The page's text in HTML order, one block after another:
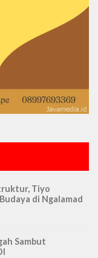
Tiyo
di Ngalamad
Sambut